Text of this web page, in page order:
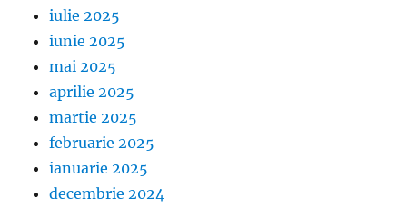
iulie 2025
iunie 2025
mai 2025
aprilie 2025
martie 2025
februarie 2025
ianuarie 2025
decembrie 2024